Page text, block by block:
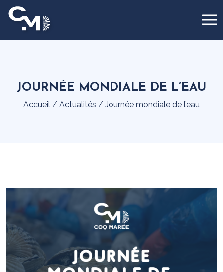
Panneau de gestion des cookies
JOURNÉE MONDIALE DE L’EAU
Accueil / Actualités / Journée mondiale de l’eau